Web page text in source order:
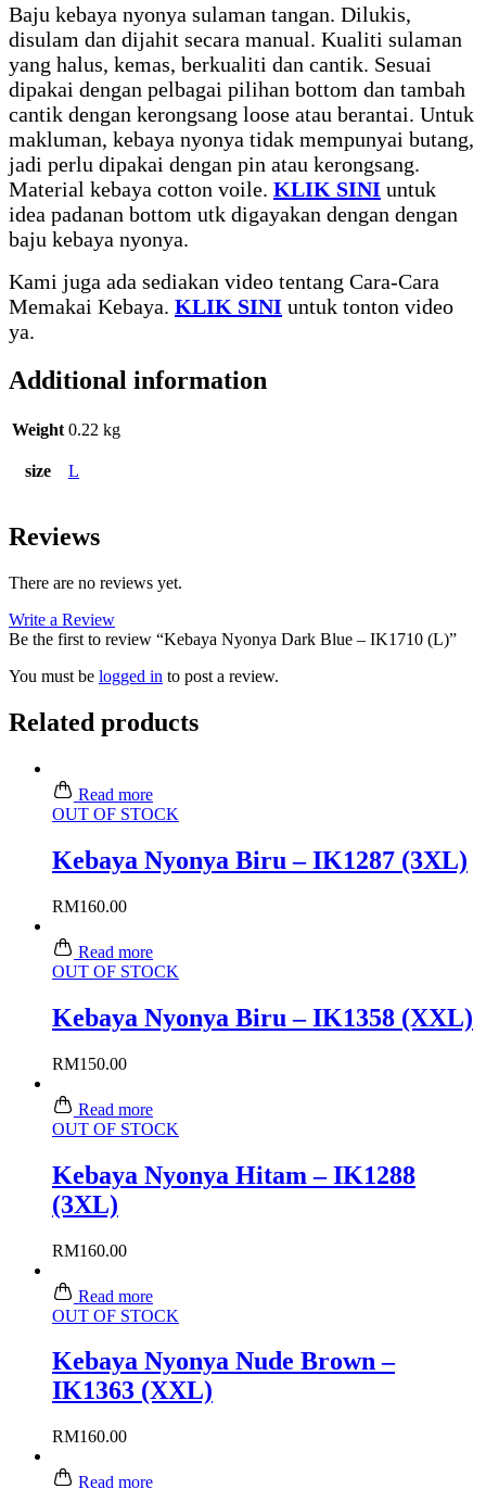
Baju kebaya nyonya sulaman tangan. Dilukis,
disulam dan dijahit secara manual. Kualiti sulaman
yang halus, kemas, berkualiti dan cantik. Sesuai
dipakai dengan pelbagai pilihan bottom dan tambah
cantik dengan kerongsang loose atau berantai. Untuk
makluman, kebaya nyonya tidak mempunyai butang,
jadi perlu dipakai dengan pin atau kerongsang.
Material kebaya cotton voile. KLIK SINI untuk
idea padanan bottom utk digayakan dengan dengan
baju kebaya nyonya.
Kami juga ada sediakan video tentang Cara-Cara
Memakai Kebaya. KLIK SINI untuk tonton video
ya.
Additional information
Weight 0.22 kg
size L
Reviews
There are no reviews yet.
Write a Review
Be the first to review “Kebaya Nyonya Dark Blue – IK1710 (L)”
You must be logged in to post a review.
Related products
Read more
OUT OF STOCK
Kebaya Nyonya Biru – IK1287 (3XL)
RM160.00
Read more
OUT OF STOCK
Kebaya Nyonya Biru – IK1358 (XXL)
RM150.00
Read more
OUT OF STOCK
Kebaya Nyonya Hitam – IK1288
(3XL)
RM160.00
Read more
OUT OF STOCK
Kebaya Nyonya Nude Brown –
IK1363 (XXL)
RM160.00
Read more